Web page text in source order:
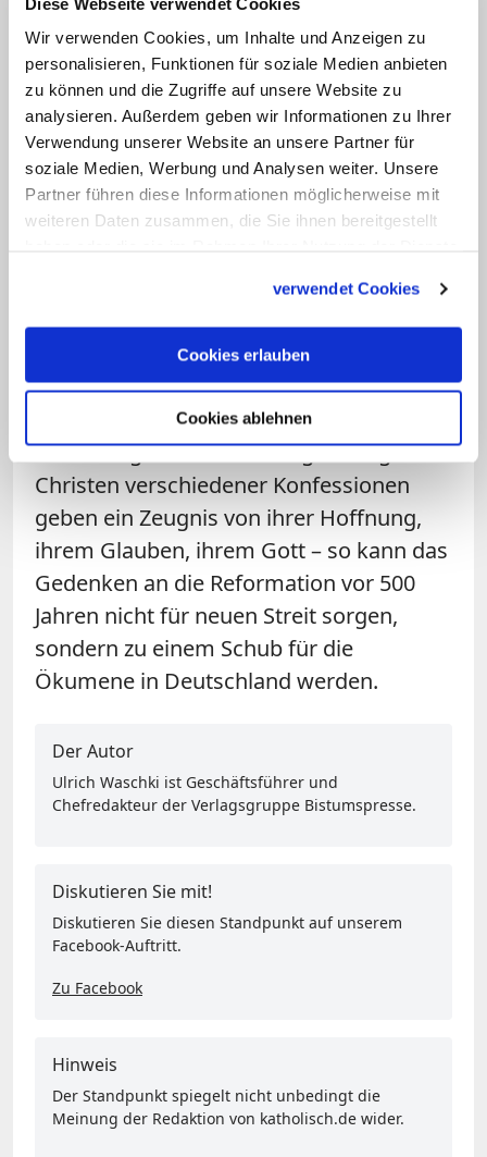
Wir verwenden Cookies, um Inhalte und Anzeigen zu
personalisieren, Funktionen für soziale Medien anbieten
zu können und die Zugriffe auf unsere Website zu
analysieren. Außerdem geben wir Informationen zu Ihrer
Verwendung unserer Website an unsere Partner für
soziale Medien, Werbung und Analysen weiter. Unsere
Partner führen diese Informationen möglicherweise mit
weiteren Daten zusammen, die Sie ihnen bereitgestellt
verwendet Cookies
Cookies erlauben
Cookies ablehnen
eintreten, nur gemeinsam können wir
Christen die frohe Botschaft vom
menschgewordenen Gott zu unseren
Mitmenschen tragen.
Und nun das: Ein gemeinsames
Gedenken an 500 Jahre Reformation, an
zentralen Versöhnungsgottesdienst in
Berlin soll es dazu unter anderem geben.
Evangelische und katholische Christen
zeigen dabei hoffentlich der Welt, wie
man aus christlichem Geist mit
Verletzungen und Trennungen umgeht.
Christen verschiedener Konfessionen
geben ein Zeugnis von ihrer Hoffnung,
ihrem Glauben, ihrem Gott – so kann das
Gedenken an die Reformation vor 500
Jahren nicht für neuen Streit sorgen,
sondern zu einem Schub für die
Ökumene in Deutschland werden.
Der Autor
Ulrich Waschki ist Geschäftsführer und
Chefredakteur der Verlagsgruppe Bistumspresse.
Diskutieren Sie mit!
Diskutieren Sie diesen Standpunkt auf unserem
Facebook-Auftritt.
Zu Facebook
Hinweis
Der Standpunkt spiegelt nicht unbedingt die
Meinung der Redaktion von katholisch.de wider.